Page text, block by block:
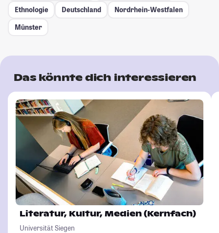
Ethnologie
Deutschland
Nordrhein-Westfalen
Münster
Das könnte dich interessieren
Literatur, Kultur, Medien (Kernfach)
Universität Siegen